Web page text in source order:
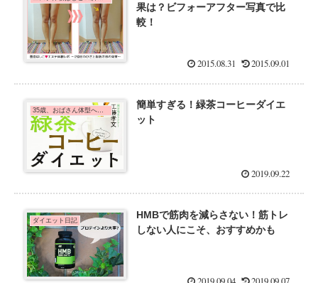
果は？ビフォーアフター写真で比
較！
2015.08.31 2015.09.01
35歳、おばさん体型への分かれ道
簡単すぎる！緑茶コーヒーダイエ
ット
2019.09.22
ダイエット日記
HMBで筋肉を減らさない！筋トレ
しない人にこそ、おすすめかも